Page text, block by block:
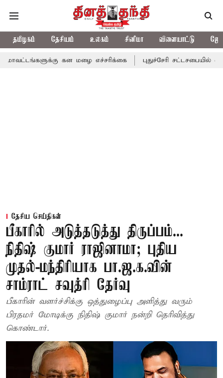
தமிழகம் தேசியம் உலகம் சினிமா விளையாட்டு
கன மழை எச்சரிக்கை புதுச்சேரி சட்டசபையில் வரும் 24ம்
தேசிய செய்திகள்
பீகாரில் அடுத்தடுத்து திருப்பம்...
நிதிஷ் குமார் ராஜினாமா; புதிய
முதல்-மந்திரியாக பா.ஜ.க.வின்
சாம்ராட் சவுத்ரி தேர்வு
பீகாரின் வளர்ச்சிக்கு ஒத்துழைப்பு அளித்து வரும்
பிரதமர் மோடிக்கு நிதிஷ் குமார் நன்றி தெரிவித்து
கொண்டார்.